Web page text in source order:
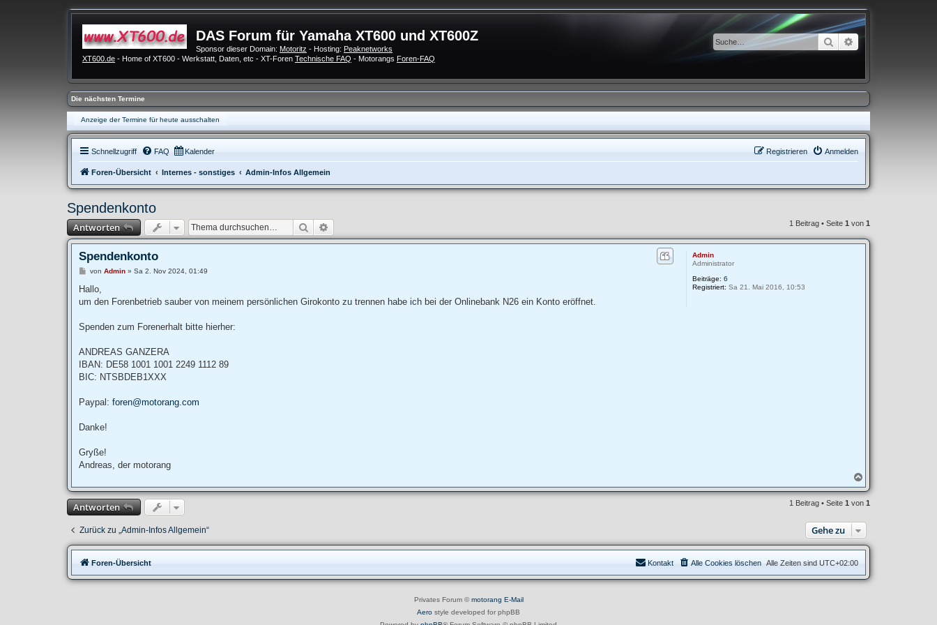
DAS Forum für Yamaha XT600 und XT600Z
Sponsor dieser Domain: Motoritz - Hosting: Peaknetworks
XT600.de - Home of XT600 - Werkstatt, Daten, etc - XT-Foren Technische FAQ - Motorangs Foren-FAQ
Suche Erweiterte Suche
Die nächsten Termine
Anzeige der Termine für heute ausschalten
Schnellzugriff FAQ Kalender Anmelden
Registrieren
Foren-Übersicht Internes - sonstiges Admin-Infos Allgemein
Spendenkonto
Antworten Suche 1 Beitrag • Seite 1 von 1
Admin
Administrator
Beiträge: 6
Registriert: Sa 21. Mai 2016, 10:53
Spendenkonto
B
i
r
von Admin» Sa 2. Nov 2024, 01:49
Hallo,
um den Forenbetrieb sauber von meinem persönlichen Girokonto zu trennen habe ich bei der Onlinebank N26 ein Konto eröffnet.
Spenden zum Forenerhalt bitte hierher:
ANDREAS GANZERA
IBAN: DE58 1001 1001 2249 1112 89
BIC: NTSBDEB1XXX
Paypal: foren@motorang.com
Danke!
Gryße!
Andreas, der motorang
a
c
h
b
e
n
Antworten 1 Beitrag • Seite 1 von 1
Zurück zu „Admin-Infos Allgemein“ Gehe zu
Foren-Übersicht Alle Zeiten sind UTC+02:00
Alle Cookies löschen
Kontakt
Privates Forum ©motorang E-Mail
Aero style developed for phpBB